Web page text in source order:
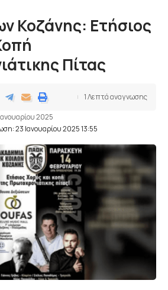
Κοζάνης: Ετήσιος
Πίτας
23 Ιανουαρίου 2025 13:55
2025
1 Λεπτά αναγνωσης